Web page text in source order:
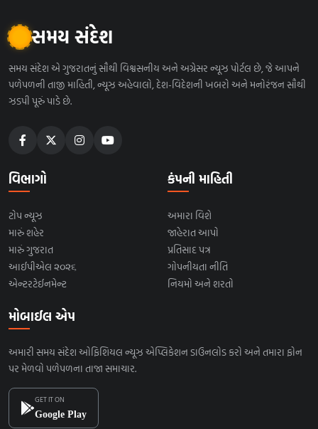
સમય સંદેશ
સમય સંદેશ એ ગુજરાતનું સૌથી વિશ્વસનીય અને અગ્રેસર ન્યૂઝ પોર્ટલ છે, જે આપને
પળેપળની તાજી માહિતી, ન્યૂઝ અહેવાલો, દેશ-વિદેશની ખબરો અને મનોરંજન સૌથી
ઝડપી પૂરું પાડે છે.
વિભાગો
ટોપ ન્યૂઝ
મારું શહેર
મારું ગુજરાત
આઈપીએલ ૨૦૨૬
એન્ટરટેઈનમેન્ટ
કંપની માહિતી
અમારા વિશે
જાહેરાત આપો
પ્રતિસાદ પત્ર
ગોપનીયતા નીતિ
નિયમો અને શરતો
મોબાઈલ એપ
અમારી સમય સંદેશ ઓફિશિયલ ન્યૂઝ એપ્લિકેશન ડાઉનલોડ કરો અને તમારા ફોન
પર મેળવો પળેપળના તાજા સમાચાર.
GET IT ON
Google Play